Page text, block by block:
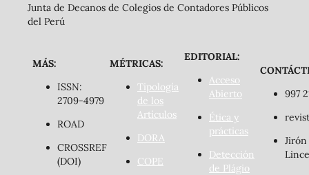
Junta de Decanos de Colegios de Contadores Públicos
del Perú
MÁS:
ISSN:
2709-4979
ROAD
CROSSREF
(DOI)
MÉTRICAS:
Tipología
de los
Artículos
DORA
COPE
EDITORIAL:
Acceso
Abierto
Ética y
prácticas
Detección
de Plágio
997
Jirón